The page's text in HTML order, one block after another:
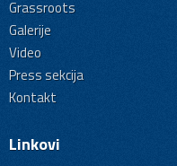
Grassroots
Galerije
Video
Press sekcija
Kontakt
Linkovi